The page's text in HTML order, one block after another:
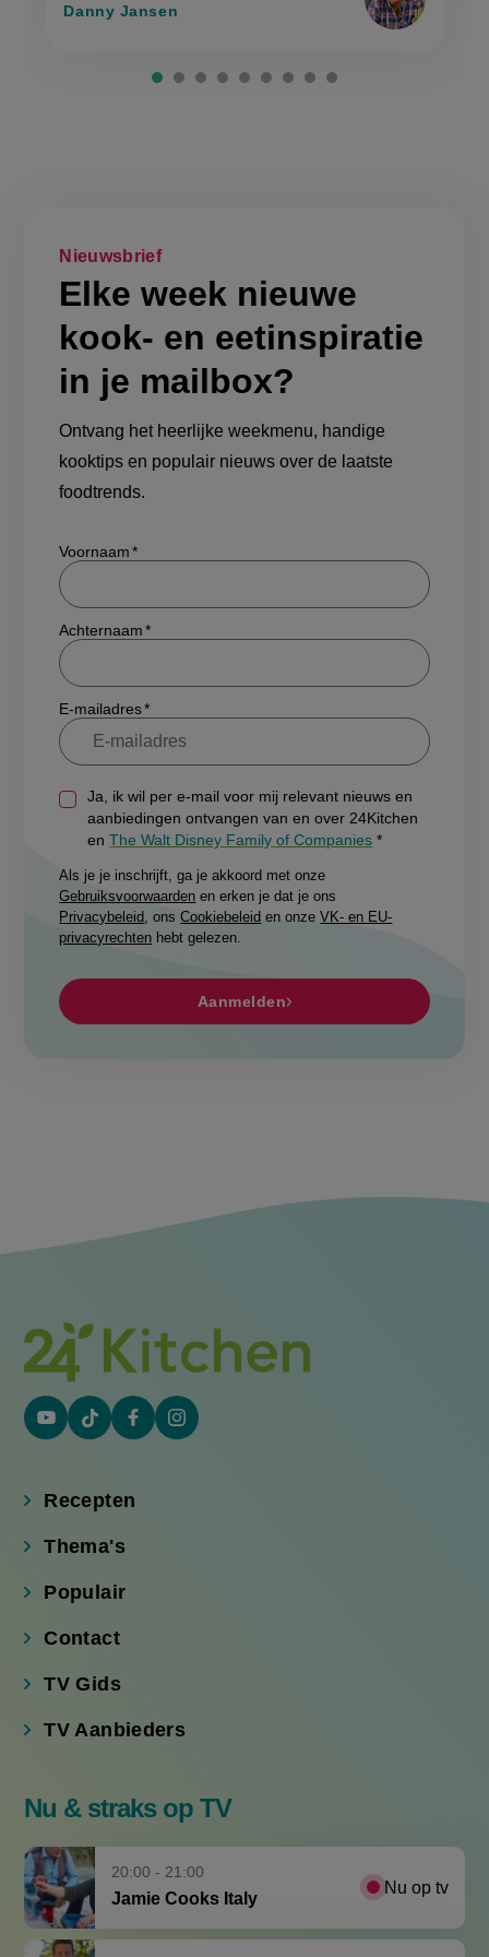
Danny Jansen
Nieuwsbrief
Elke week nieuwe
kook- en eetinspiratie
in je mailbox?
Ontvang het heerlijke weekmenu, handige
kooktips en populair nieuws over de laatste
foodtrends.
Show/hide
Voornaam
Achternaam
E-mailadres
Ja, ik wil per e-mail voor mij relevant nieuws en
aanbiedingen ontvangen van en over 24Kitchen
enThe Walt Disney Family of Companies
Als je je inschrijft, ga je akkoord met onze
Gebruiksvoorwaarden en erken je dat je ons
Privacybeleid, onsCookiebeleid en onzeVK- en EU-
privacyrechten hebt gelezen.
Aanmelden
YouTube
link)
Tiktok
link)
Facebook
link)
Instagram
Recepten
Thema's
Populair
Contact
TV Gids
TV Aanbieders
Nu & straks op TV
20:00 - 21:00
Jamie Cooks Italy
Nu op tv